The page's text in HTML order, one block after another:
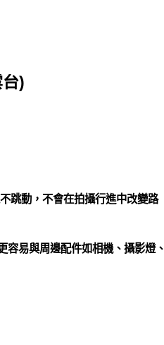
)
跳動，不會在拍攝行進中改變路
容易與周邊配件如相機、攝影燈、